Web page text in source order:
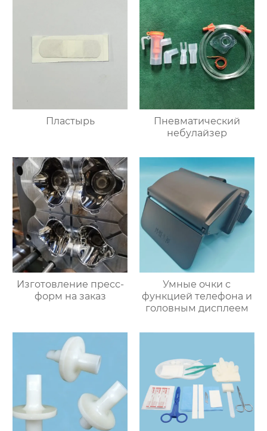
Пластырь
Пневматический
небулайзер
Изготовление пресс-
форм на заказ
Умные очки с
функцией телефона и
головным дисплеем